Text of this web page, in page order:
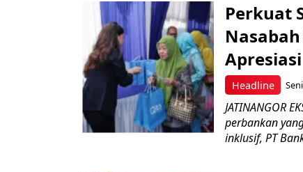
Headline
Perkuat
JATINANGOR
perbankan
inklusif, PT